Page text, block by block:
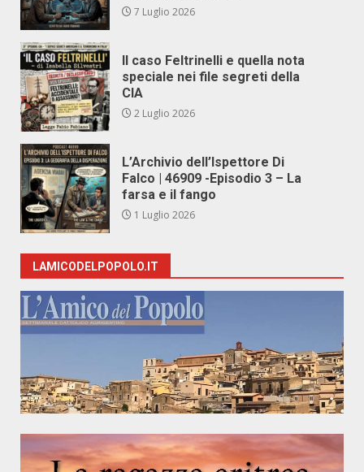
7 Luglio 2026
Il caso Feltrinelli e quella nota
speciale nei file segreti della
CIA
2 Luglio 2026
L’Archivio dell’Ispettore Di
Falco | 46909 -Episodio 3 – La
farsa e il fango
1 Luglio 2026
LAMICODELPOPOLO.IT